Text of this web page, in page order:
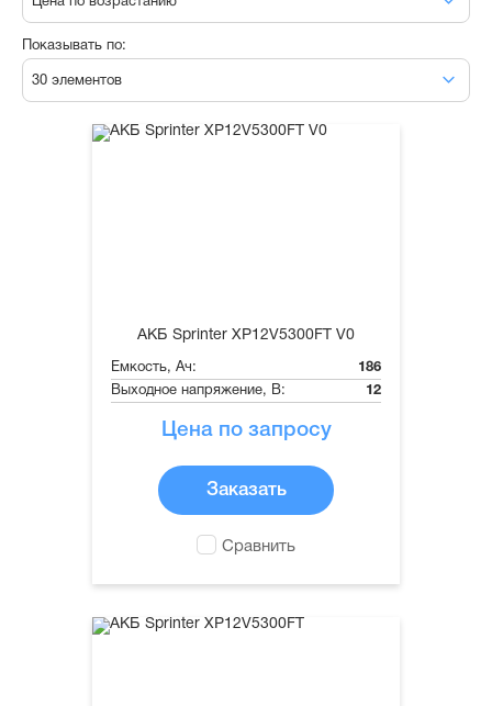
Показывать по:
30 элементов
АКБ Sprinter XP12V5300FT V0
Емкость, Ач:
186
Выходное напряжение, В:
12
Цена по запросу
Заказать
Сравнить